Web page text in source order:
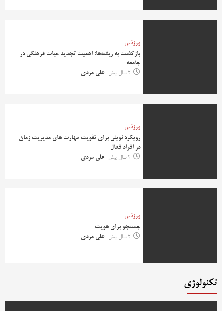
ورزشی
بازگشت به ریشه‌ها: اهمیت تجدید حیات فرهنگی در
جامعه
2 سال پیش
علی مردی
ورزشی
رویکرد نوینی برای تقویت مهارت های مدیریت زمان
در افراد فعال
2 سال پیش
علی مردی
ورزشی
جستجو برای هویت
2 سال پیش
علی مردی
تکنولوژی